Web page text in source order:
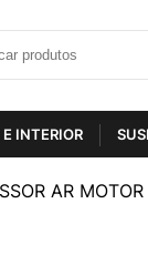
INTERIOR
AR